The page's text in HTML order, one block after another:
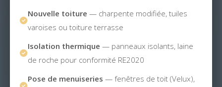
Nouvelle toiture — charpente modifiée, tuiles
varoises ou toiture terrasse
Isolation thermique — panneaux isolants, laine
de roche pour conformité RE2020
Pose de menuiseries — fenêtres de toit (Velux),